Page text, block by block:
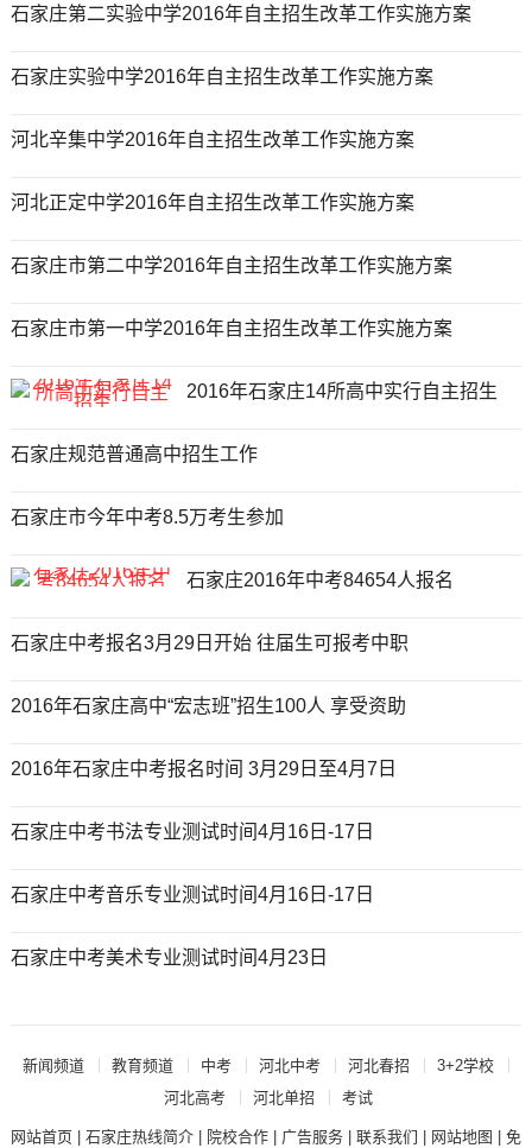
石家庄第二实验中学2016年自主招生改革工作实施方案
石家庄实验中学2016年自主招生改革工作实施方案
河北辛集中学2016年自主招生改革工作实施方案
河北正定中学2016年自主招生改革工作实施方案
石家庄市第二中学2016年自主招生改革工作实施方案
石家庄市第一中学2016年自主招生改革工作实施方案
2016年石家庄14所高中实行自主招生
石家庄规范普通高中招生工作
石家庄市今年中考8.5万考生参加
石家庄2016年中考84654人报名
石家庄中考报名3月29日开始 往届生可报考中职
2016年石家庄高中“宏志班”招生100人 享受资助
2016年石家庄中考报名时间 3月29日至4月7日
石家庄中考书法专业测试时间4月16日-17日
石家庄中考音乐专业测试时间4月16日-17日
石家庄中考美术专业测试时间4月23日
新闻频道 教育频道 中考 河北中考 河北春招
3+2学校
河北高考
河北单招 考试
网站首页| 石家庄热线简介| 院校合作| 广告服务| 联系我们 网站地图 免